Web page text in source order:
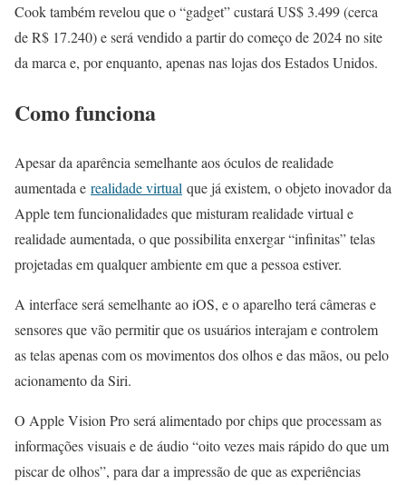
Cook também revelou que o “gadget” custará US$ 3.499 (cerca
de R$ 17.240) e será vendido a partir do começo de 2024 no site
da marca e, por enquanto, apenas nas lojas dos Estados Unidos.
Como funciona
Apesar da aparência semelhante aos óculos de realidade
aumentada e realidade virtual que já existem, o objeto inovador da
Apple tem funcionalidades que misturam realidade virtual e
realidade aumentada, o que possibilita enxergar “infinitas” telas
projetadas em qualquer ambiente em que a pessoa estiver.
A interface será semelhante ao iOS, e o aparelho terá câmeras e
sensores que vão permitir que os usuários interajam e controlem
as telas apenas com os movimentos dos olhos e das mãos, ou pelo
acionamento da Siri.
O Apple Vision Pro será alimentado por chips que processam as
informações visuais e de áudio “oito vezes mais rápido do que um
piscar de olhos”, para dar a impressão de que as experiências